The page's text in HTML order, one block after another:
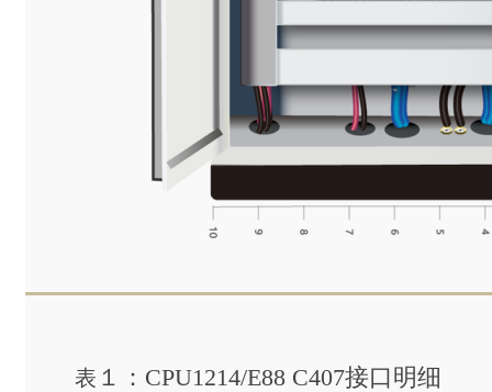
表 １：CPU1214/E88 C407接口明细